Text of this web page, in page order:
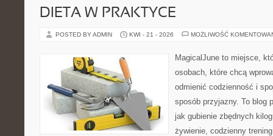
DIETA W PRAKTYCE
POSTED BY ADMIN KWI - 21 - 2026 MOŻLIWOŚĆ
MagicalJune to miejsce,
osobach, które chcą
odmienić codzienność i
sposób przyjazny. To blog
jak gubienie zbędnych
żywienie, codzienny